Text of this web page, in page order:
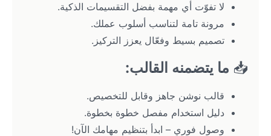
لا تفوّت أي مهمة بفضل التقسيمات الذكية.
مرونة تامة لتناسب أسلوب عملك.
تصميم بسيط وفعّال يعزز التركيز.
📥 ما يتضمنه القالب:
قالب نوشن جاهز وقابل للتخصيص.
دليل استخدام مفصل خطوة بخطوة.
وصول فوري – ابدأ بتنظيم مهامك الآن!